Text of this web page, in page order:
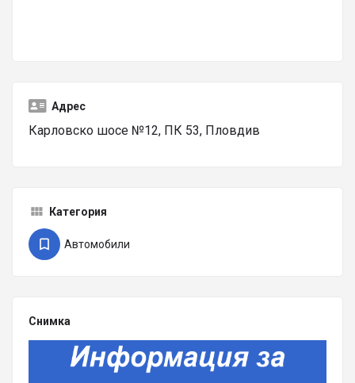
Адрес
Карловско шосе №12, ПК 53, Пловдив
Категория
Автомобили
Снимка